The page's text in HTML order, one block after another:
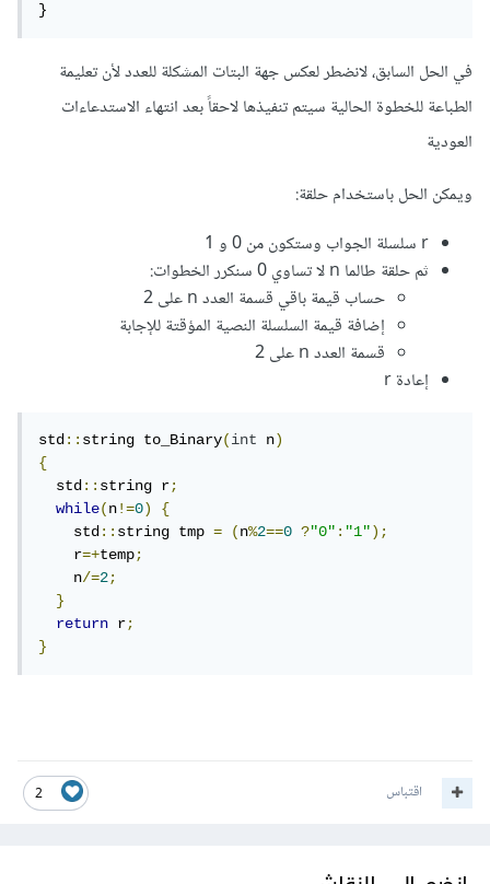
}
في الحل السابق، لانضطر لعكس جهة البتات المشكلة للعدد لأن تعليمة
الطباعة للخطوة الحالية سيتم تنفيذها لاحقاً بعد انتهاء الاستدعاءات
العودية
ويمكن الحل باستخدام حلقة:
r سلسلة الجواب وستكون من 0 و 1
ثم حلقة طالما n لا تساوي 0 سنكرر الخطوات:
حساب قيمة باقي قسمة العدد n على 2
إضافة قيمة السلسلة النصية المؤقتة للإجابة
قسمة العدد n على 2
إعادة r
std::string to_Binary(int n)
{
  std
::string r;
while(n!=0)
{
    std
::string tmp = (n%2==0 ?"0":"1");
    r
=+temp;
    n
/=2;
}
return r;
}
2 اقتباس